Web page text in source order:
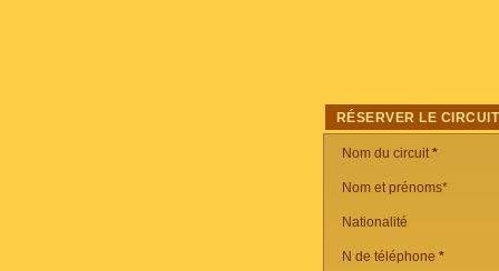
RÉSERVER LE CIRCUIT
Nom du circuit*
Nom et prénoms*
Nationalité
N de téléphone *